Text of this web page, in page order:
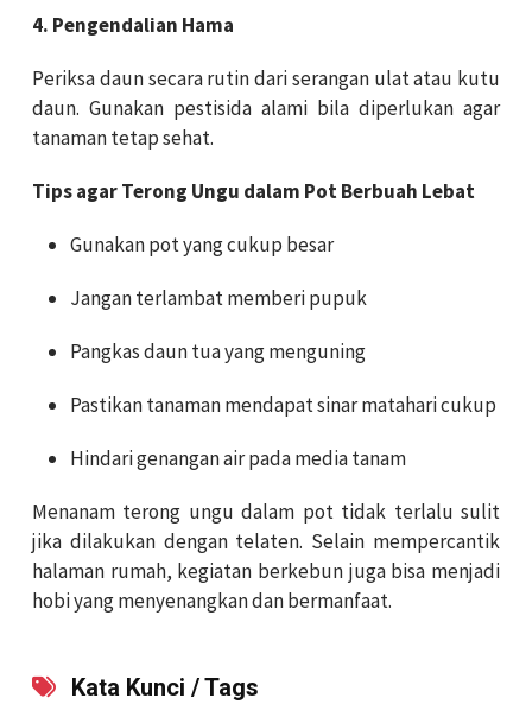
4. Pengendalian Hama
Periksa daun secara rutin dari serangan ulat atau kutu
daun. Gunakan pestisida alami bila diperlukan agar
tanaman tetap sehat.
Tips agar Terong Ungu dalam Pot Berbuah Lebat
Gunakan pot yang cukup besar
Jangan terlambat memberi pupuk
Pangkas daun tua yang menguning
Pastikan tanaman mendapat sinar matahari cukup
Hindari genangan air pada media tanam
Menanam terong ungu dalam pot tidak terlalu sulit
jika dilakukan dengan telaten. Selain mempercantik
halaman rumah, kegiatan berkebun juga bisa menjadi
hobi yang menyenangkan dan bermanfaat.
Kata Kunci / Tags